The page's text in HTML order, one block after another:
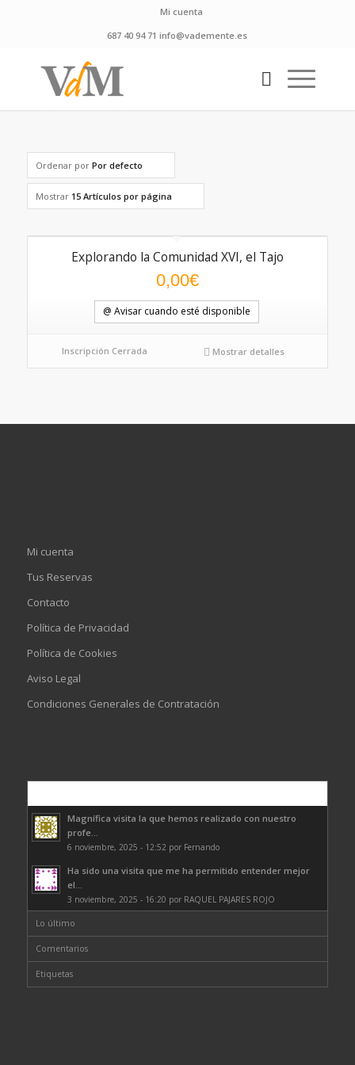
Mi cuenta
687 40 94 71 info@vademente.es
Ordenar por Por defecto
Mostrar 15 Artículos por página
Explorando la Comunidad XVI, el Tajo
0,00€
@ Avisar cuando esté disponible
Inscripción Cerrada Mostrar detalles
Mi cuenta
Tus Reservas
Contacto
Política de Privacidad
Política de Cookies
Aviso Legal
Condiciones Generales de Contratación
Magnífica visita la que hemos realizado con nuestro
profe...
6 noviembre, 2025 - 12:52 por Fernando
Ha sido una visita que me ha permitido entender mejor
el...
3 noviembre, 2025 - 16:20 por RAQUEL PAJARES ROJO
Lo último
Comentarios
Etiquetas